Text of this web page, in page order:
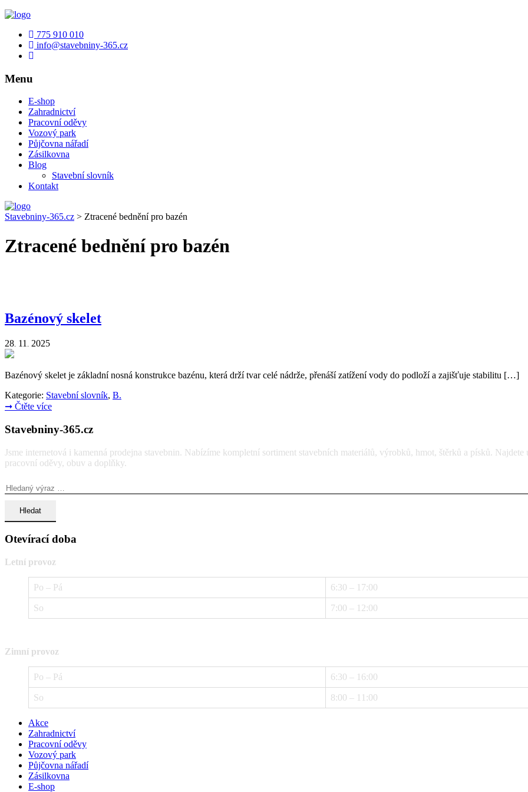
775 910 010
info@stavebniny-365.cz
Menu
E-shop
Zahradnictví
Pracovní oděvy
Vozový park
Půjčovna nářadí
Zásilkovna
Blog
Stavební slovník
Kontakt
Stavebniny-365.cz > Ztracené bednění pro bazén
Ztracené bednění pro bazén
Bazénový skelet
28. 11 . 2025
Bazénový skelet je základní nosná konstrukce bazénu, která drží tvar celé nádrže, přenáší zatížení vody do podloží a zajišťuje stabilitu […]
Kategorie: Stavební slovník, B.
➞ Čtěte více
Stavebniny-365.cz
Jsme internetová i kamenná prodejna stavebnin. Nabízíme kompletní sortiment stavebních materiálů, výrobků, hmot, štěrků a písků.
pracovní oděvy, obuv a doplňky.
Otevírací doba
Letní provoz
Po – Pá 6:30 – 17:00
So 7:00 – 12:00
Zimní provoz
Po – Pá 6:30 – 16:00
So 8:00 – 11:00
Akce
Zahradnictví
Pracovní oděvy
Vozový park
Půjčovna nářadí
Zásilkovna
E-shop